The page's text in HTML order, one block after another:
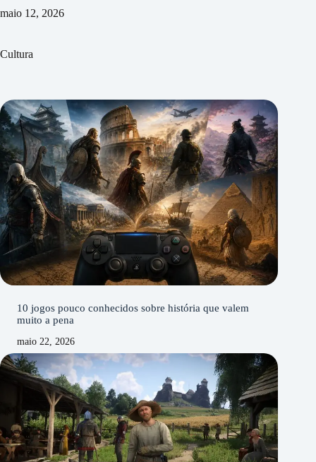
maio 12, 2026
Cultura
10 jogos pouco conhecidos sobre história que valem
muito a pena
maio 22, 2026